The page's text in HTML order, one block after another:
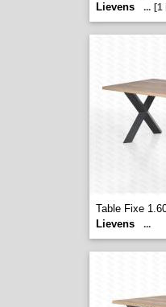
Lievens
... [1
Table Fixe
Lievens
...